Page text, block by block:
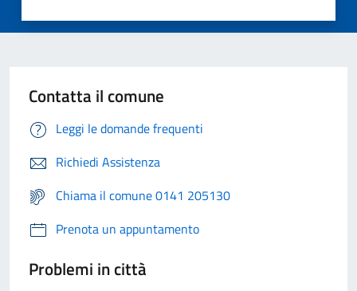
Contatta il comune
Leggi le domande frequenti
Richiedi Assistenza
Chiama il comune 0141 205130
Prenota un appuntamento
Problemi in città